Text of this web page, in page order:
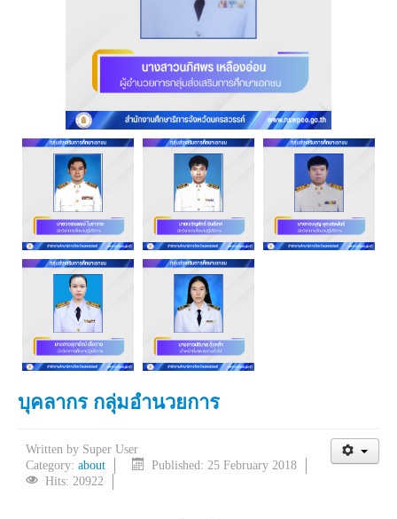
บุคลากร กลุ่มอำนวยการ
Written by Super User
Category: about
Published: 25 February 2018
Hits: 20922